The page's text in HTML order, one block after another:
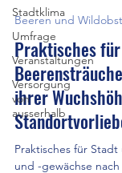
Stadtklima
Umfrage
Veranstaltungen
Versorgung
von
ausserhalb
Essbare Stadt Linz
Beeren und Wildobst
Praktisches
ihrer